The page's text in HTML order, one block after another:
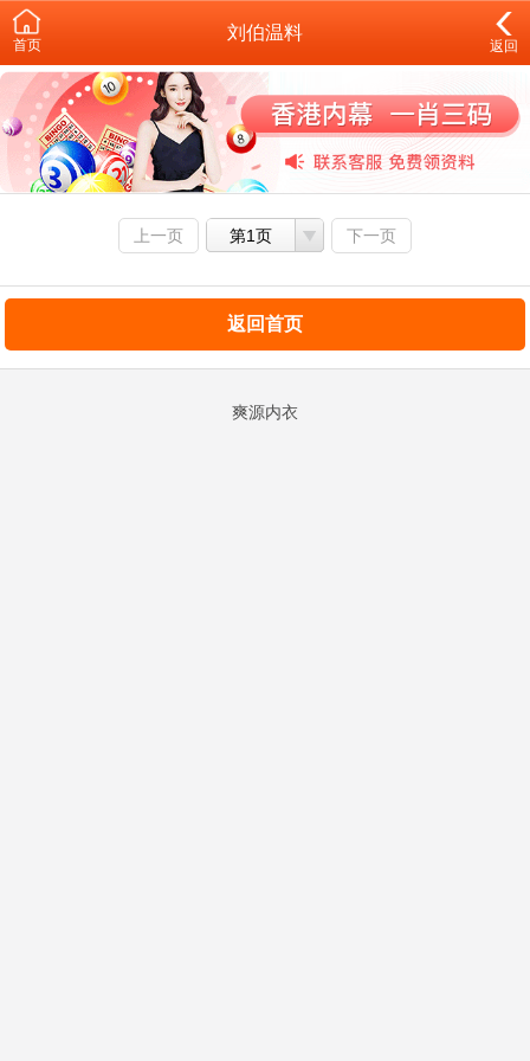
首页
刘伯温料
返回
上一页 第1页 下一页
返回首页
爽源内衣